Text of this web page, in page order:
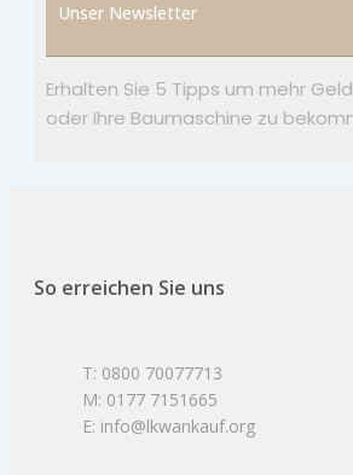
Unser Newsletter
Erhalten Sie 5 Tipps um mehr
oder Ihre Baumaschine zu
So erreichen Sie uns
T: 0800 70077713
M: 0177 7151665
E: info@lkwankauf.org